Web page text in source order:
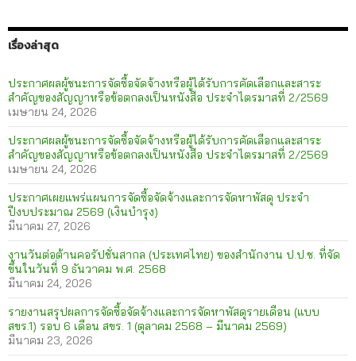
เรื่องล่าสุด
ประกาศผลผู้ชนะการจัดซื้อจัดจ้างหรือผู้ได้รับการคัดเลือกและสาระ
สำคัญของสัญญาหรือข้อตกลงเป็นหนังสือ ประจำไตรมาสที่ 2/2569
เมษายน 24, 2026
ประกาศผลผู้ชนะการจัดซื้อจัดจ้างหรือผู้ได้รับการคัดเลือกและสาระ
สำคัญของสัญญาหรือข้อตกลงเป็นหนังสือ ประจำไตรมาสที่ 2/2569
เมษายน 24, 2026
ประกาศเผยแพร่แผนการจัดซื้อจัดจ้างและการจัดหาพัสดุ ประจำ
ปีงบประมาณ 2569 (เงินบำรุง)
มีนาคม 27, 2026
งานวันต่อต้านคอรัปชั่นสากล (ประเทศไทย) ของสำนักงาน ป.ป.ช. ที่จัด
ขึ้นในวันที่ 9 ธันวาคม พ.ศ. 2568
มีนาคม 24, 2026
รายงานสรุปผลการจัดซื้อจัดจ้างและการจัดหาพัสดุรายเดือน (แบบ
สขร.1) รอบ 6 เดือน สขร. 1 (ตุลาคม 2568 – มีนาคม 2569)
มีนาคม 23, 2026